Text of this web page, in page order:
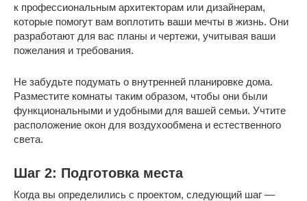
к профессиональным архитекторам или дизайнерам,
которые помогут вам воплотить ваши мечты в жизнь. Они
разработают для вас планы и чертежи, учитывая ваши
пожелания и требования.
Не забудьте подумать о внутренней планировке дома.
Разместите комнаты таким образом, чтобы они были
функциональными и удобными для вашей семьи. Учтите
расположение окон для воздухообмена и естественного
света.
Шаг 2: Подготовка места
Когда вы определились с проектом, следующий шаг —